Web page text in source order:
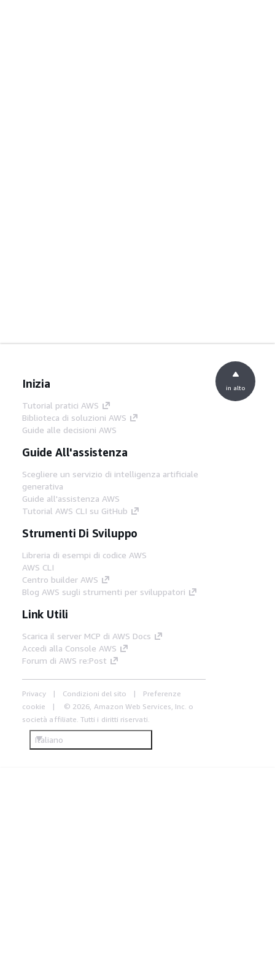
Inizia
Tutorial pratici AWS
Biblioteca di soluzioni AWS
Guide alle decisioni AWS
Guide All'assistenza
Scegliere un servizio di intelligenza artificiale
generativa
Guide all'assistenza AWS
Tutorial AWS CLI su GitHub
Strumenti Di Sviluppo
Libreria di esempi di codice AWS
AWS CLI
Centro builder AWS
Blog AWS sugli strumenti per sviluppatori
Link Utili
Scarica il server MCP di AWS Docs
Accedi alla Console AWS
Forum di AWS re:Post
Privacy Condizioni del sito
Preferenze
cookie
© 2026, Amazon Web Services, Inc. o
società affiliate. Tutti i diritti riservati.
Italiano
in alto